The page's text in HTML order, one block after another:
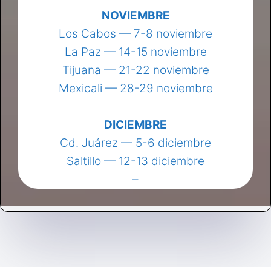
NOVIEMBRE
Los Cabos — 7-8 noviembre
La Paz — 14-15 noviembre
Tijuana — 21-22 noviembre
Mexicali — 28-29 noviembre
DICIEMBRE
Cd. Juárez — 5-6 diciembre
Saltillo — 12-13 diciembre
–